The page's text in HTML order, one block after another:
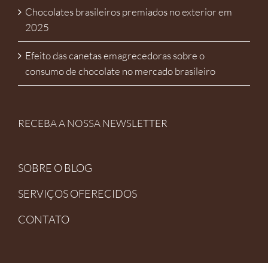
Chocolates brasileiros premiados no exterior em
2025
Efeito das canetas emagrecedoras sobre o
consumo de chocolate no mercado brasileiro
RECEBA A NOSSA NEWSLETTER
SOBRE O BLOG
SERVIÇOS OFERECIDOS
CONTATO